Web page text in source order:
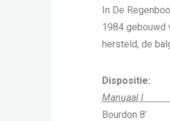
In De
1984 gebouwd
hersteld, de
Dispositie:
Manuaal I
Bourdon 8’